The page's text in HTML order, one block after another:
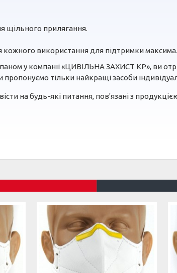
щільного прилягання.
кожного використання для підтримки
у компанії «ЦИВІЛЬНА ЗАХИСТ КР», ви
тільки найкращі засоби
на будь-які питання, пов'язані з